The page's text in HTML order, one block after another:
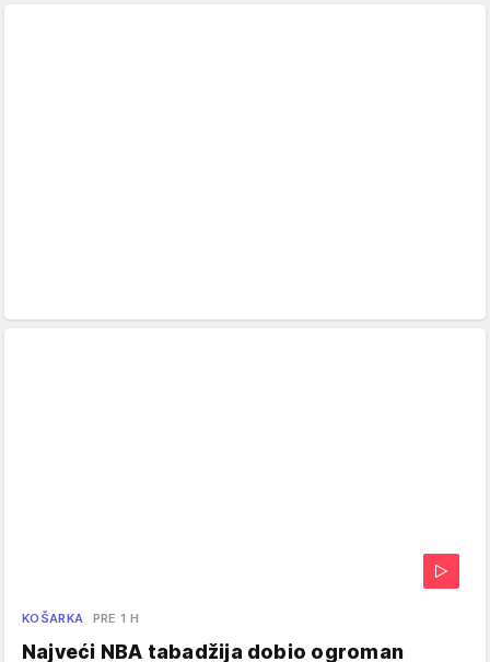
KOŠARKA PRE 1 H
Najveći NBA tabadžija dobio ogroman